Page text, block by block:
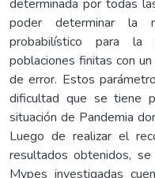
determinada por todas
poder determinar la
probabilístico para la
poblaciones finitas con
de error. Estos
dificultad que se tiene
situación de Pandemia
Luego de realizar el
resultados obtenidos,
Mypes investigadas